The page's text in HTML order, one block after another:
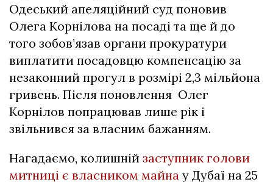
Одеський апеляційний суд поновив
Олега Корнілова на посаді та ще й до
того зобов’язав органи прокуратури
виплатити посадовцю компенсацію за
незаконний прогул в розмірі 2,3 мільйона
гривень. Після поновлення Олег
Корнілов попрацював лише рік і
звільнився за власним бажанням.
Нагадаємо, колишній заступник голови
митниці є власником майна у Дубаї на 25